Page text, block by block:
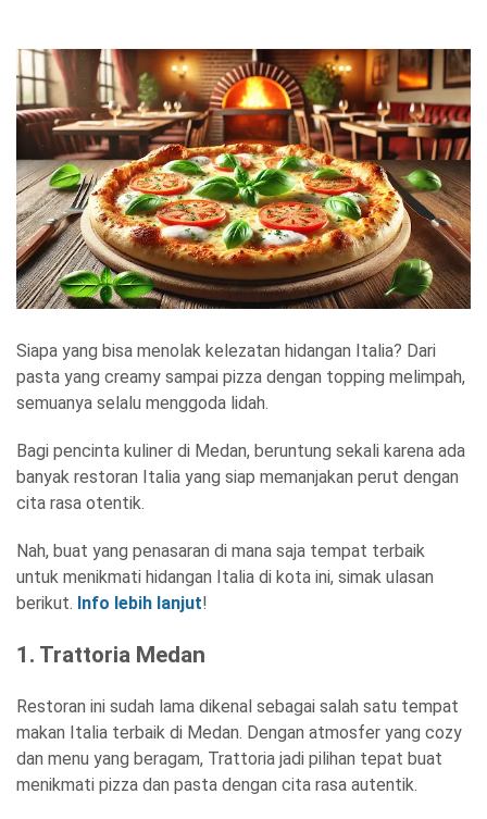
Siapa yang bisa menolak kelezatan hidangan Italia? Dari
pasta yang creamy sampai pizza dengan topping melimpah,
semuanya selalu menggoda lidah.
Bagi pencinta kuliner di Medan, beruntung sekali karena ada
banyak restoran Italia yang siap memanjakan perut dengan
cita rasa otentik.
Nah, buat yang penasaran di mana saja tempat terbaik
untuk menikmati hidangan Italia di kota ini, simak ulasan
berikut. Info lebih lanjut!
1. Trattoria Medan
Restoran ini sudah lama dikenal sebagai salah satu tempat
makan Italia terbaik di Medan. Dengan atmosfer yang cozy
dan menu yang beragam, Trattoria jadi pilihan tepat buat
menikmati pizza dan pasta dengan cita rasa autentik.